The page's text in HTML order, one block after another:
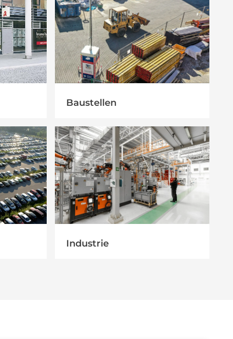
Baustellen
Industrie